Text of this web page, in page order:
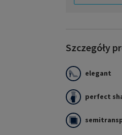
Szczegóły
elegant
perfect
Style
charyzmą,